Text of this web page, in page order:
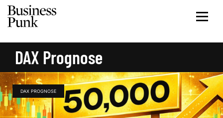
DAX Prognose
DAX PROGNOSE